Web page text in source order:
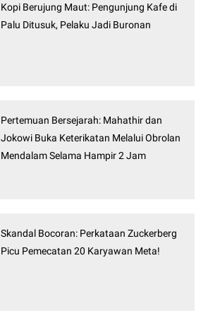
Kopi Berujung Maut: Pengunjung Kafe di
Palu Ditusuk, Pelaku Jadi Buronan
Pertemuan Bersejarah: Mahathir dan
Jokowi Buka Keterikatan Melalui Obrolan
Mendalam Selama Hampir 2 Jam
Skandal Bocoran: Perkataan Zuckerberg
Picu Pemecatan 20 Karyawan Meta!